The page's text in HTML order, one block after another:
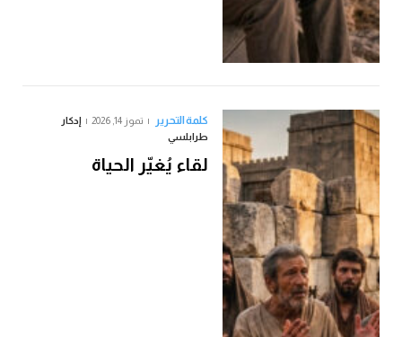
كلمة التحرير تموز 14, 2026
إدكار
طرابلسي
لقاء يُغيّر الحياة